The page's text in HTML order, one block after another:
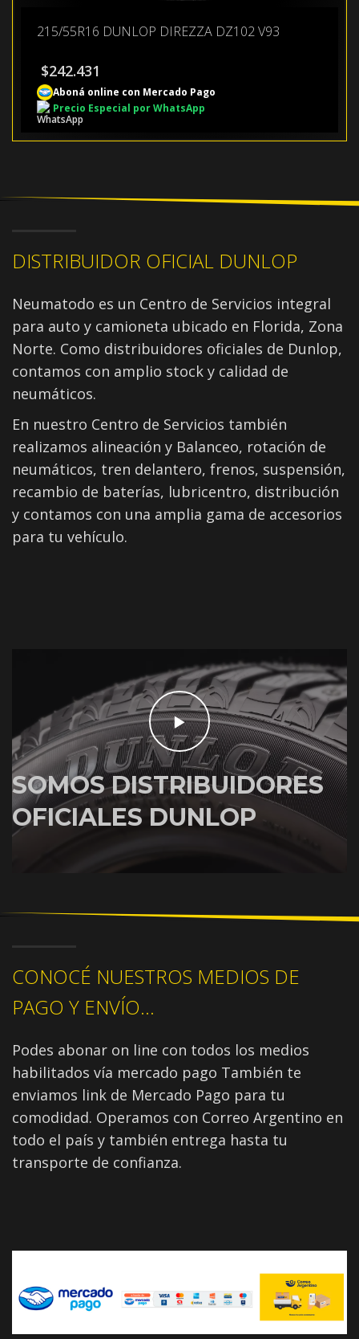
215/55R16 DUNLOP DIREZZA DZ102 V93
$242.431
Aboná online con Mercado Pago
Precio Especial por WhatsApp
DISTRIBUIDOR OFICIAL DUNLOP
Neumatodo es un Centro de Servicios integral
para auto y camioneta ubicado en Florida, Zona
Norte. Como distribuidores oficiales de Dunlop,
contamos con amplio stock y calidad de
neumáticos.
En nuestro Centro de Servicios también
realizamos alineación y Balanceo, rotación de
neumáticos, tren delantero, frenos, suspensión,
recambio de baterías, lubricentro, distribución
y contamos con una amplia gama de accesorios
para tu vehículo.
SOMOS DISTRIBUIDORES
OFICIALES DUNLOP
CONOCÉ NUESTROS MEDIOS DE
PAGO Y ENVÍO...
Podes abonar on line con todos los medios
habilitados vía mercado pago También te
enviamos link de Mercado Pago para tu
comodidad. Operamos con Correo Argentino en
todo el país y también entrega hasta tu
transporte de confianza.